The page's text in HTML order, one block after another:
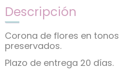
Descripción
Corona de flores en
preservados.
Plazo de entrega 20 días.